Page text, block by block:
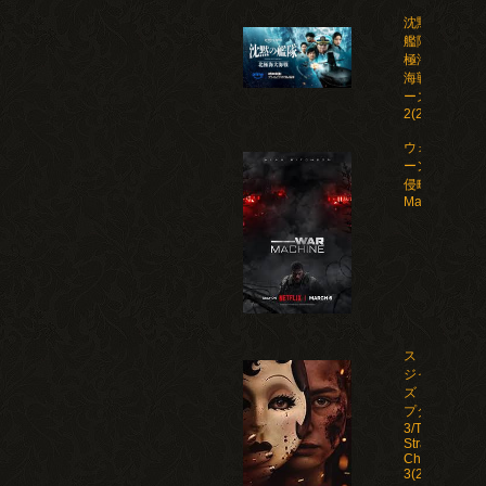
沈黙の
艦隊 北
極海大
海戦 シ
ーズン
2(2026)
ウォー・マシ
ーン: 未知な
侵略者/War
ストレン
ジャー
ズ：チャ
プター
3/The
Strangers:
Chapter
3(2026)